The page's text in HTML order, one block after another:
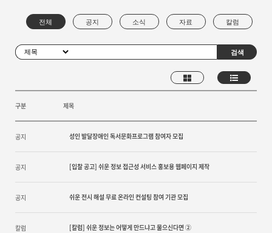
구분 제목
공지 성인 발달장애인 독서문화프로그램 참여자 모집
공지 [입찰 공고] 쉬운 정보 접근성 서비스 홍보용 웹페이지 제작
공지 쉬운 전시 해설 무료 온라인 컨설팅 참여 기관 모집
칼럼 [칼럼] 쉬운 정보는 어떻게 만드냐고 물으신다면 ②